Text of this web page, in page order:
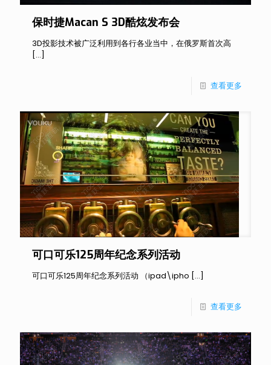
保时捷Macan S 3D酷炫发布会
3D投影技术被广泛利用到各行各业当中，在俄罗斯首次高
[…]
查看更多
可口可乐125周年纪念系列活动
可口可乐125周年纪念系列活动 （ipad\ipho […]
查看更多